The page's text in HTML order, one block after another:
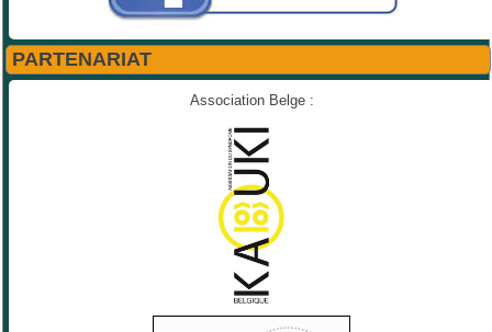
PARTENARIAT
Association Belge :